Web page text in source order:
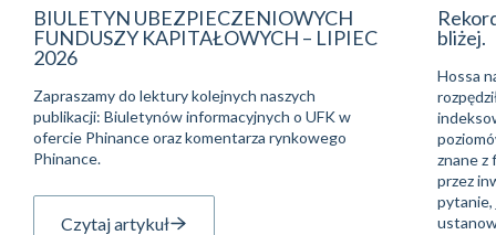
BIULETYN UBEZPIECZENIOWYCH
FUNDUSZY KAPITAŁOWYCH – LIPIEC
2026
Zapraszamy do lektury kolejnych naszych
publikacji: Biuletynów informacyjnych o UFK w
ofercie Phinance oraz komentarza rynkowego
Phinance.
Czytaj artykuł
bliżej.
Hossa
znane z
przez
pytanie,